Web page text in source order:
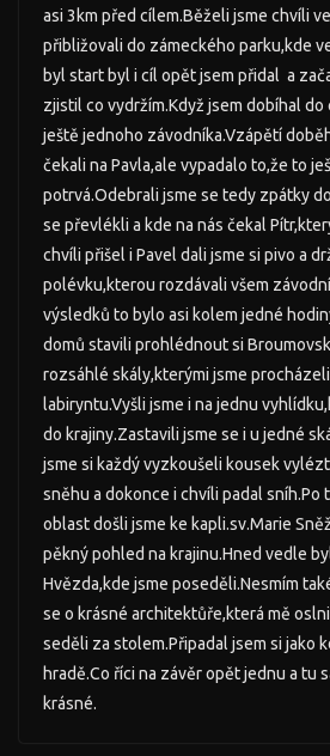
asi 3km před cílem.Běželi jsme chvíli
přibližovali do zámeckého parku,kde
byl start byl i cíl opět jsem přidal a
zjistil co vydržím.Když jsem dobíhal
ještě jednoho závodníka.Vzápětí
čekali na Pavla,ale vypadalo to,že to
potrvá.Odebrali jsme se tedy zpátky
se převlékli a kde na nás čekal
chvíli přišel i Pavel dali jsme si pivo a
polévku,kterou rozdávali všem
výsledků to bylo asi kolem jedné
domů stavili prohlédnout si
rozsáhlé skály,kterými jsme
labiryntu.Vyšli jsme i na jednu
do krajiny.Zastavili jsme se i u jedné
jsme si každý vyzkoušeli kousek
sněhu a dokonce i chvíli padal sníh.Po
oblast došli jsme ke kapli.sv.Marie
pěkný pohled na krajinu.Hned vedle
Hvězda,kde jsme poseděli.Nesmím
se o krásné architektůře,která mě
seděli za stolem.Připadal jsem si jako
hradě.Co říci na závěr opět jednu a tu
krásné.